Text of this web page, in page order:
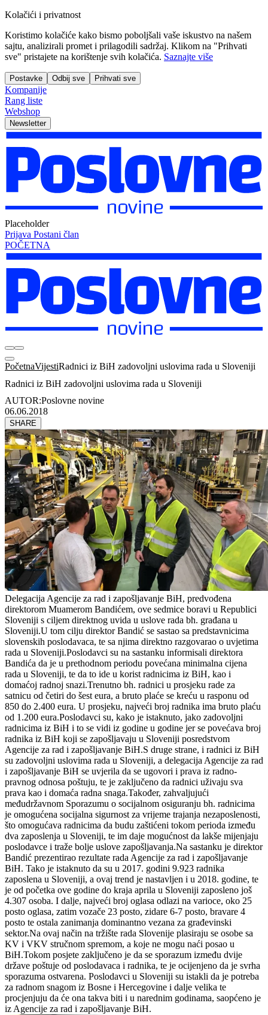
Kolačići i privatnost
Koristimo kolačiće kako bismo poboljšali vaše iskustvo na našem
sajtu, analizirali promet i prilagodili sadržaj. Klikom na "Prihvati
sve" pristajete na korištenje svih kolačića. Saznajte više
Postavke Odbij sve Prihvati sve
Kompanije
Rang liste
Webshop
Newsletter
Placeholder
Prijava Postani član
POČETNA
PočetnaVijestiRadnici iz BiH zadovoljni uslovima rada u Sloveniji
Radnici iz BiH zadovoljni uslovima rada u Sloveniji
AUTOR:Poslovne novine
06.06.2018
SHARE
Delegacija Agencije za rad i zapošljavanje BiH, predvođena
direktorom Muamerom Bandićem, ove sedmice boravi u Republici
Sloveniji s ciljem direktnog uvida u uslove rada bh. građana u
Sloveniji.U tom cilju direktor Bandić se sastao sa predstavnicima
slovenskih poslodavaca, te sa njima direktno razgovarao o uvjetima
rada u Sloveniji.Poslodavci su na sastanku informisali direktora
Bandića da je u prethodnom periodu povećana minimalna cijena
rada u Sloveniji, te da to ide u korist radnicima iz BiH, kao i
domaćoj radnoj snazi.Trenutno bh. radnici u prosjeku rade za
satnicu od četiri do šest eura, a bruto plaće se kreću u rasponu od
850 do 2.400 eura. U prosjeku, najveći broj radnika ima bruto plaću
od 1.200 eura.Poslodavci su, kako je istaknuto, jako zadovoljni
radnicima iz BiH i to se vidi iz godine u godine jer se povećava broj
radnika iz BiH koji se zapošljavaju u Sloveniji posredstvom
Agencije za rad i zapošljavanje BiH.S druge strane, i radnici iz BiH
su zadovoljni uslovima rada u Sloveniji, a delegacija Agencije za rad
i zapošljavanje BiH se uvjerila da se ugovori i prava iz radno-
pravnog odnosa poštuju, te je zaključeno da radnici uživaju sva
prava kao i domaća radna snaga.Također, zahvaljujući
međudržavnom Sporazumu o socijalnom osiguranju bh. radnicima
je omogućena socijalna sigurnost za vrijeme trajanja nezaposlenosti,
što omogućava radnicima da budu zaštićeni tokom perioda između
dva zaposlenja u Sloveniji, te im daje mogućnost da lakše mijenjaju
poslodavce i traže bolje uslove zapošljavanja.Na sastanku je direktor
Bandić prezentirao rezultate rada Agencije za rad i zapošljavanje
BiH. Tako je istaknuto da su u 2017. godini 9.923 radnika
zaposlena u Sloveniji, a ovaj trend je nastavljen i u 2018. godine, te
je od početka ove godine do kraja aprila u Sloveniji zaposleno još
4.307 osoba. I dalje, najveći broj oglasa odlazi na varioce, oko 25
posto oglasa, zatim vozače 23 posto, zidare 6-7 posto, bravare 4
posto te ostala zanimanja dominantno vezana za građevinski
sektor.Na ovaj način na tržište rada Slovenije plasiraju se osobe sa
KV i VKV stručnom spremom, a koje ne mogu naći posao u
BiH.Tokom posjete zaključeno je da se sporazum između dvije
države poštuje od poslodavaca i radnika, te je ocijenjeno da je svrha
sporazuma ostvarena. Poslodavci u Sloveniji su istakli da je potreba
za radnom snagom iz Bosne i Hercegovine i dalje velika te
procjenjuju da će ona takva biti i u narednim godinama, saopćeno je
iz Agencije za rad i zapošljavanje BiH.